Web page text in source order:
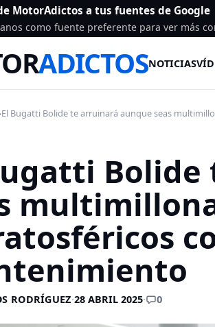
MotorAdictos a tus fuentes de Google
como fuente preferente para ver más
ADICTOSNOTICIAS
El Bugatti Bolide te arruinará aunque seas
RODRÍGUEZ·28 ABRIL 2025· 0